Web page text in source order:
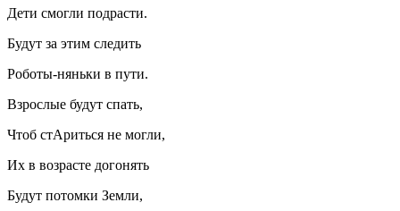
Дети смогли подрасти.
Будут за этим следить
Роботы-няньки в пути.
Взрослые будут спать,
Чтоб стАриться не могли,
Их в возрасте догонять
Будут потомки Земли,